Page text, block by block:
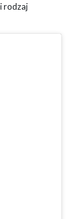
rodzaj